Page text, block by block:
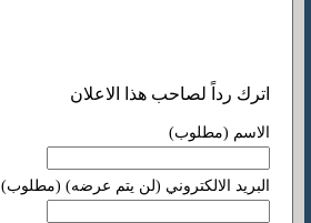
اترك رداً لصاحب هذا الاعلان
الاسم (مطلوب)
البريد الالكتروني (لن يتم عرضه) (مطلوب)